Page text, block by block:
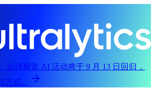
全球视觉 AI 活动将于 9 月 13 日回归，
方式。